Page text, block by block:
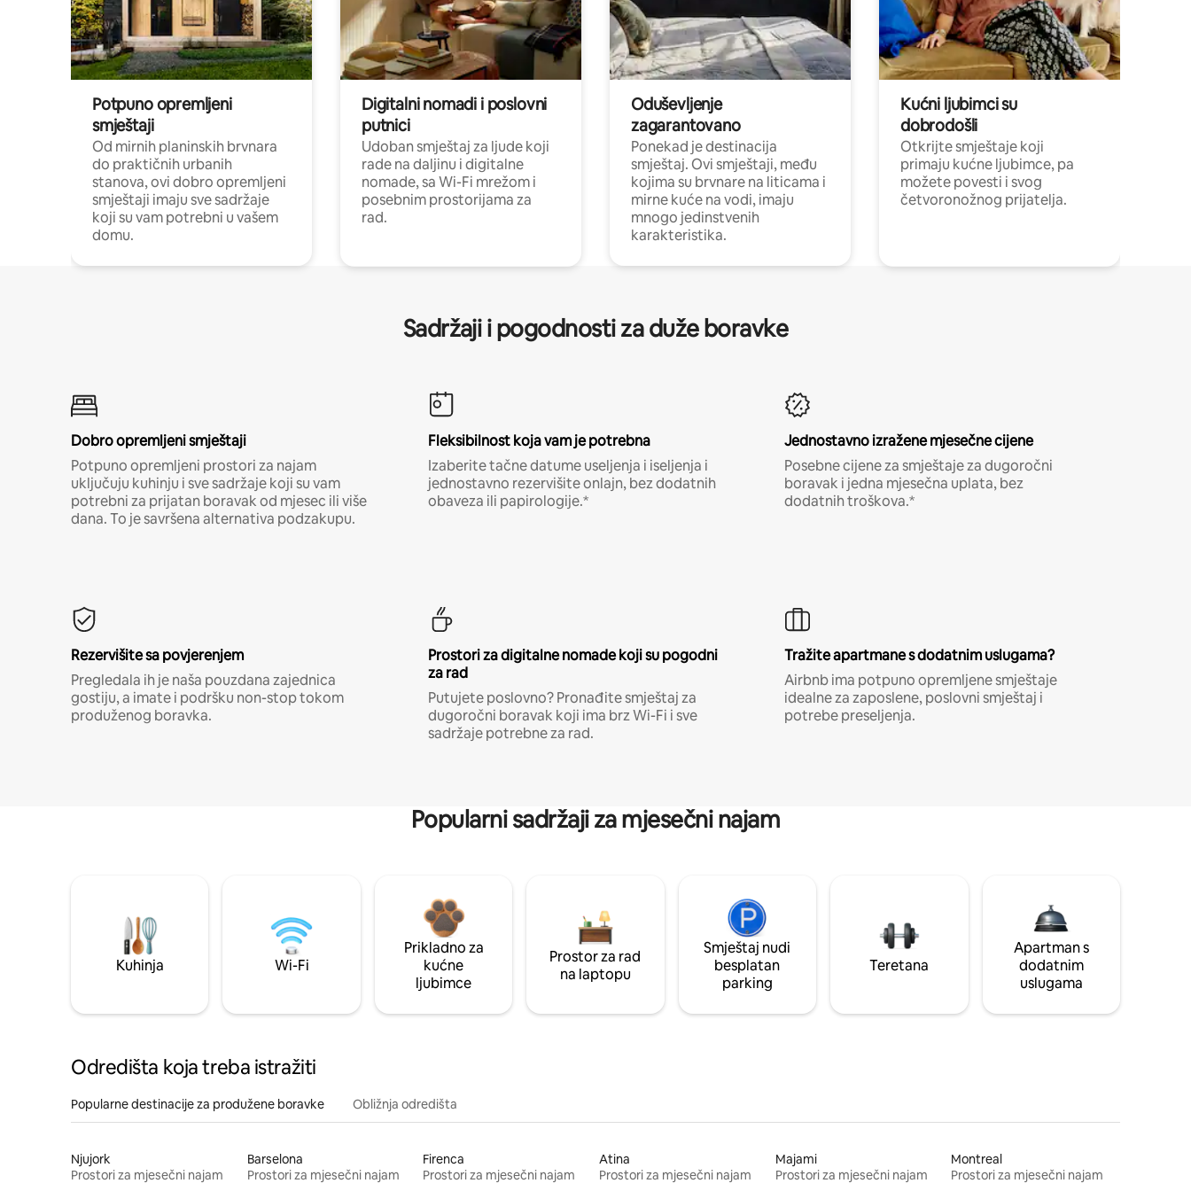
Potpuno opremljeni
smještaji
Od mirnih planinskih brvnara
do praktičnih urbanih
stanova, ovi dobro opremljeni
smještaji imaju sve sadržaje
koji su vam potrebni u vašem
domu.
Digitalni nomadi i poslovni
putnici
Udoban smještaj za ljude koji
rade na daljinu i digitalne
nomade, sa Wi-Fi mrežom i
posebnim prostorijama za
rad.
Oduševljenje
zagarantovano
Ponekad je destinacija
smještaj. Ovi smještaji, među
kojima su brvnare na liticama i
mirne kuće na vodi, imaju
mnogo jedinstvenih
karakteristika.
Kućni ljubimci su
dobrodošli
Otkrijte smještaje koji
primaju kućne ljubimce, pa
možete povesti i svog
četvoronožnog prijatelja.
Sadržaji i pogodnosti za duže boravke
Dobro opremljeni smještaji
Potpuno opremljeni prostori za najam
uključuju kuhinju i sve sadržaje koji su vam
potrebni za prijatan boravak od mjesec ili više
dana. To je savršena alternativa podzakupu.
Fleksibilnost koja vam je potrebna
Izaberite tačne datume useljenja i iseljenja i
jednostavno rezervišite onlajn, bez dodatnih
obaveza ili papirologije.*
Jednostavno izražene mjesečne cijene
Posebne cijene za smještaje za dugoročni
boravak i jedna mjesečna uplata, bez
dodatnih troškova.*
Rezervišite sa povjerenjem
Pregledala ih je naša pouzdana zajednica
gostiju, a imate i podršku non-stop tokom
produženog boravka.
Prostori za digitalne nomade koji su pogodni
za rad
Putujete poslovno? Pronađite smještaj za
dugoročni boravak koji ima brz Wi-Fi i sve
sadržaje potrebne za rad.
Tražite apartmane s dodatnim uslugama?
Airbnb ima potpuno opremljene smještaje
idealne za zaposlene, poslovni smještaj i
potrebe preseljenja.
Popularni sadržaji za mjesečni najam
Kuhinja Wi-Fi
Prikladno za
kućne
ljubimce
Prostor za rad
na laptopu
Smještaj nudi
besplatan
parking
Teretana
Apartman s
dodatnim
uslugama
Odredišta koja treba istražiti
Popularne destinacije za produžene boravke Obližnja odredišta
Njujork
Prostori za mjesečni najam
Barselona
Prostori za mjesečni najam
Firenca
Prostori za mjesečni najam
Atina
Prostori za mjesečni najam
Majami
Prostori za mjesečni najam
Montreal
Prostori za mjesečni najam